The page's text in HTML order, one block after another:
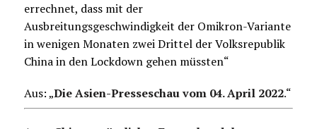
errechnet, dass mit der
Ausbreitungsgeschwindigkeit der Omikron-Variante
in wenigen Monaten zwei Drittel der Volksrepublik
China in den Lockdown gehen müssten“
Aus: „Die Asien-Presseschau vom 04. April 2022.“